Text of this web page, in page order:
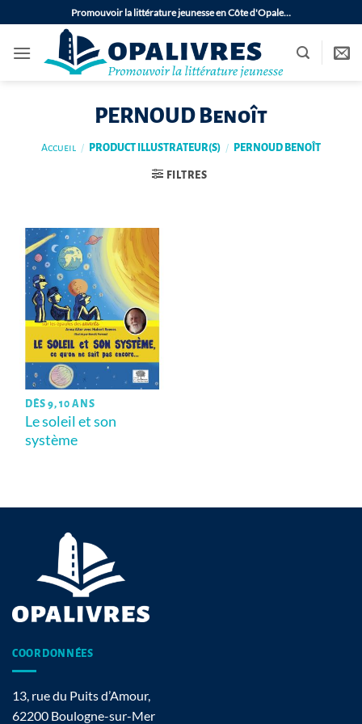
au
contenu
Promouvoir la littérature jeunesse en Côte d'Opale…
PERNOUD Benoît
Accueil / PRODUCT ILLUSTRATEUR(S) / PERNOUD BENOÎT
FILTRES
DÈS 9, 10 ANS
Le soleil et son
système
COORDONNÉES
13, rue du Puits d’Amour,
62200 Boulogne-sur-Mer